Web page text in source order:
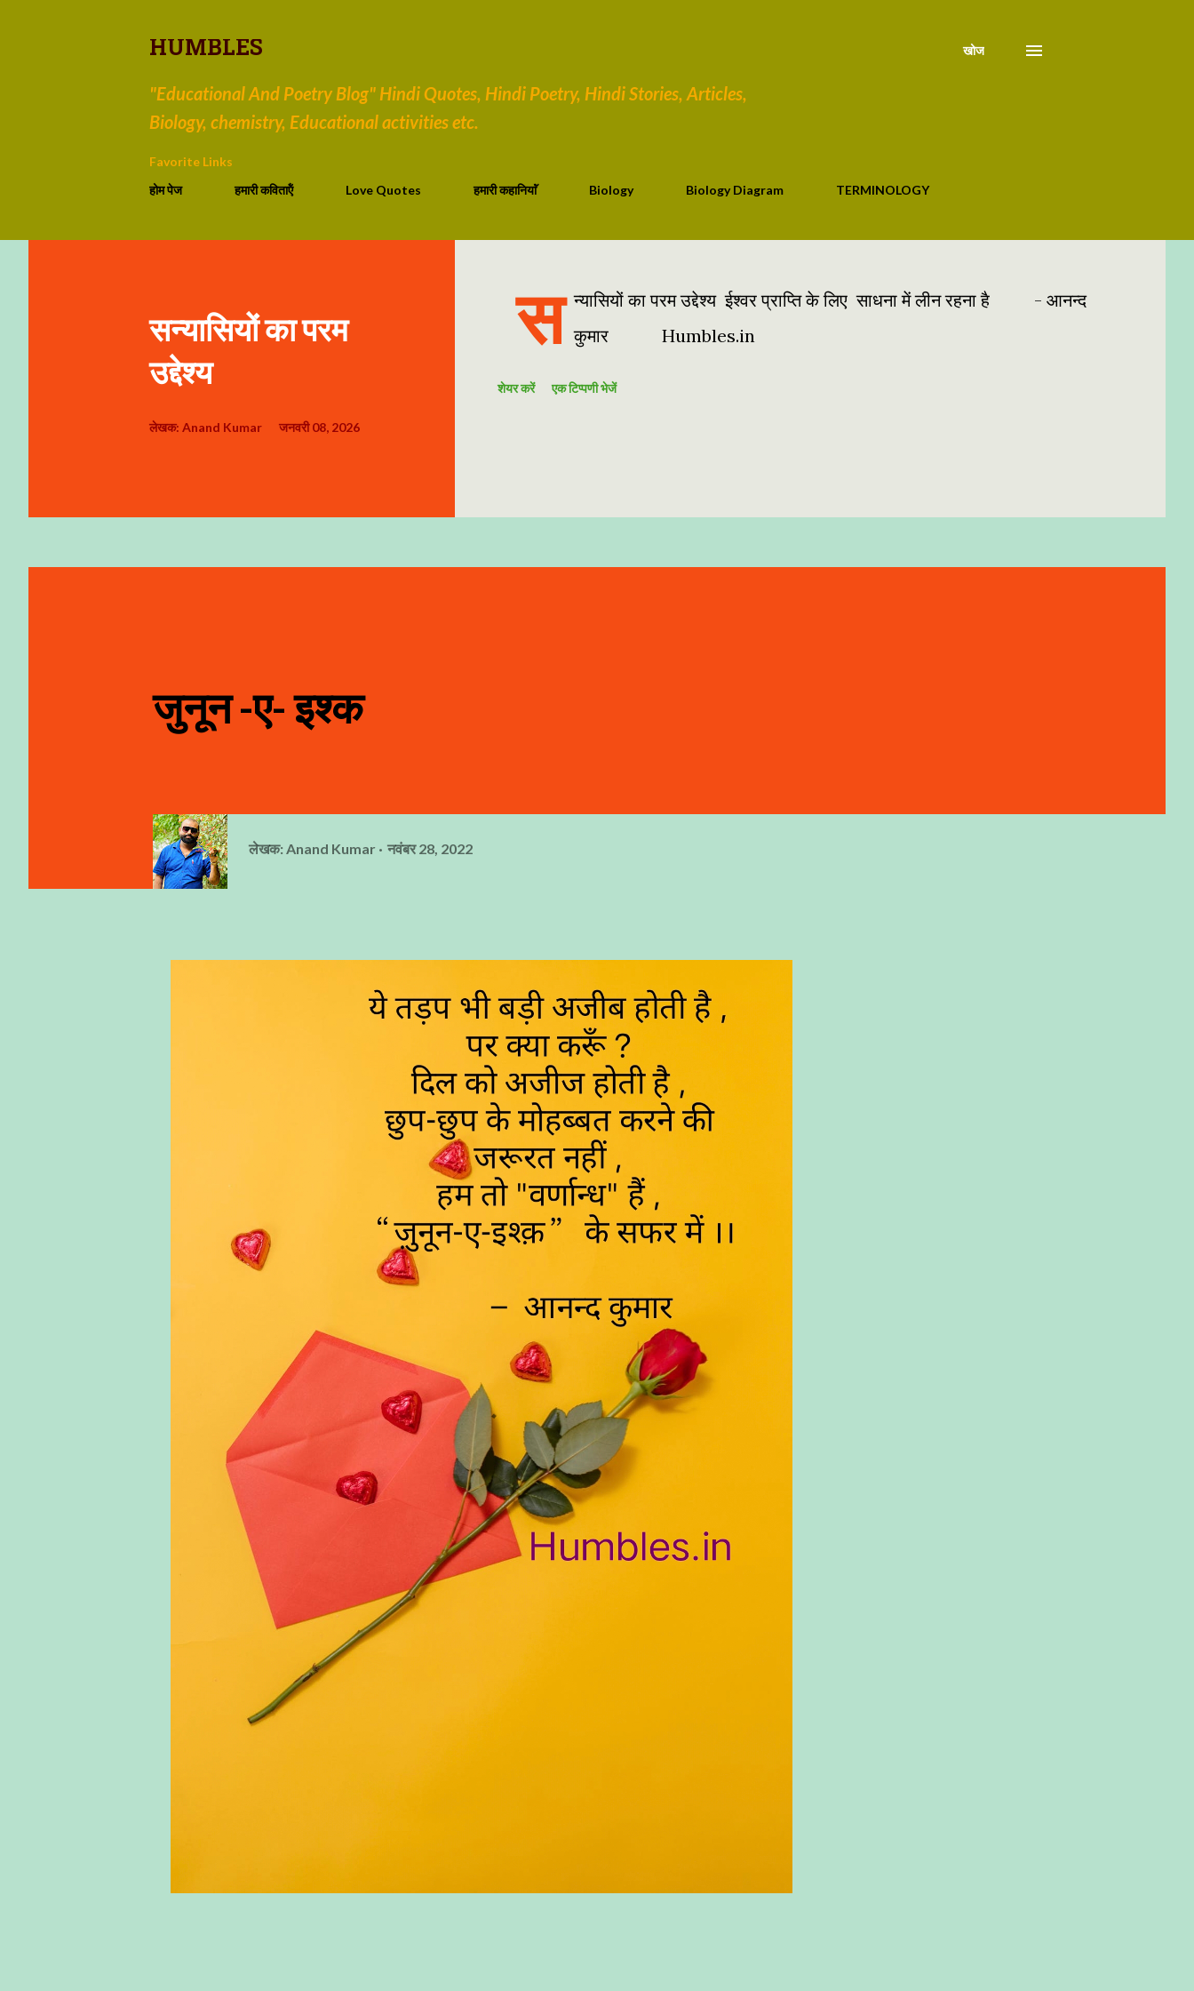
HUMBLES
"Educational And Poetry Blog" Hindi Quotes, Hindi Poetry, Hindi Stories, Articles,
Biology, chemistry, Educational activities etc.
खोज
Favorite Links
होम पेज
हमारी कविताऍं Love Quotes हमारी कहानियाॅं Biology Biology Diagram TERMINOLOGY
सन्यासियों का परम
उद्देश्य
लेखक: Anand Kumar जनवरी 08, 2026
स न्यासियों का परम उद्देश्य ईश्वर प्राप्ति के लिए साधना में लीन रहना है - आनन्द
कुमार Humbles.in
शेयर करें एक टिप्पणी भेजें
जुनून -ए- इश्क
लेखक: Anand Kumar नवंबर 28, 2022